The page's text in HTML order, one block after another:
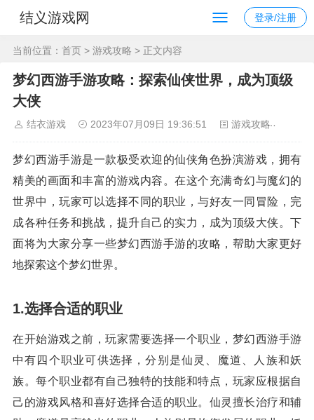
结义游戏网 登录/注册
当前位置： 首页 > 游戏攻略 > 正文内容
梦幻西游手游攻略：探索仙侠世界，成为顶级
大侠
结衣游戏 2023年07月09日 19:36:51 游戏攻略
梦幻西游手游是一款极受欢迎的仙侠角色扮演游戏，拥有
精美的画面和丰富的游戏内容。在这个充满奇幻与魔幻的
世界中，玩家可以选择不同的职业，与好友一同冒险，完
成各种任务和挑战，提升自己的实力，成为顶级大侠。下
面将为大家分享一些梦幻西游手游的攻略，帮助大家更好
地探索这个梦幻世界。
1.选择合适的职业
在开始游戏之前，玩家需要选择一个职业，梦幻西游手游
中有四个职业可供选择，分别是仙灵、魔道、人族和妖
族。每个职业都有自己独特的技能和特点，玩家应根据自
己的游戏风格和喜好选择合适的职业。仙灵擅长治疗和辅